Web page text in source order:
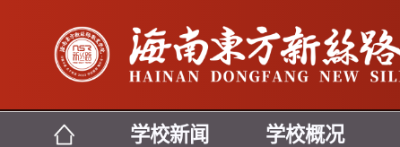
学校新闻 学校概况